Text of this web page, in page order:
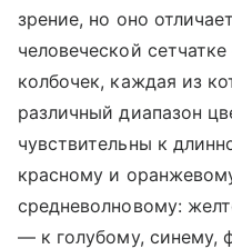
зрение, но оно
человеческой
колбочек, каждая из
различный диапазон
чувствительны к
красному и
средневолновому:
— к голубому, синему,